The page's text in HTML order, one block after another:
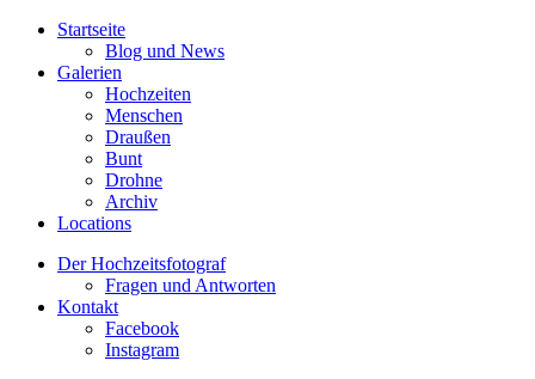
Startseite
Blog und News
Galerien
Hochzeiten
Menschen
Draußen
Bunt
Drohne
Archiv
Locations
Der Hochzeitsfotograf
Fragen und Antworten
Kontakt
Facebook
Instagram